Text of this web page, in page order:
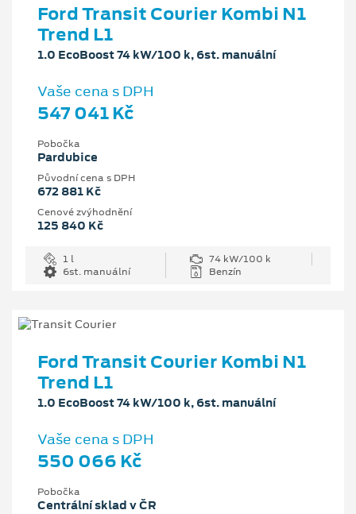
Ford Transit Courier Kombi N1
Trend L1
1.0 EcoBoost 74 kW/100 k, 6st. manuální
Vaše cena s DPH
547 041 Kč
Pobočka
Pardubice
Původní cena s DPH
672 881 Kč
Cenové zvýhodnění
125 840 Kč
1 l
74 kW/100 k
6st. manuální
Benzín
Ford Transit Courier Kombi N1
Trend L1
1.0 EcoBoost 74 kW/100 k, 6st. manuální
Vaše cena s DPH
550 066 Kč
Pobočka
Centrální sklad v ČR